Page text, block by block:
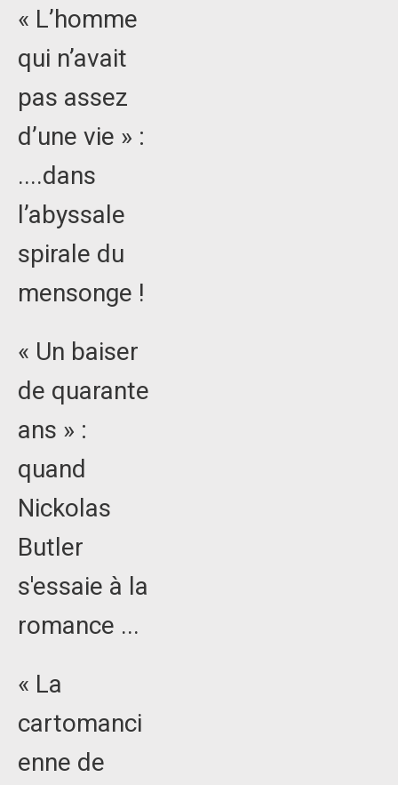
« L’homme
qui n’avait
pas assez
d’une vie » :
....dans
l’abyssale
spirale du
mensonge !
« Un baiser
de quarante
ans » :
quand
Nickolas
Butler
s'essaie à la
romance ...
« La
cartomanci
enne de